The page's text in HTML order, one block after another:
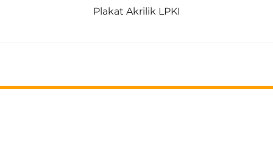
Plakat Akrilik LPKI